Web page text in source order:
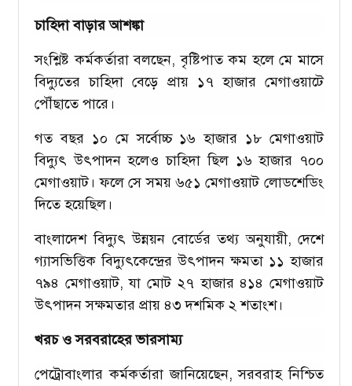
চাহিদা বাড়ার আশঙ্কা
সংশ্লিষ্ট কর্মকর্তারা বলছেন, বৃষ্টিপাত কম হলে মে মাসে
বিদ্যুতের চাহিদা বেড়ে প্রায় ১৭ হাজার মেগাওয়াটে
পৌঁছাতে পারে।
গত বছর ১০ মে সর্বোচ্চ ১৬ হাজার ১৮ মেগাওয়াট
বিদ্যুৎ উৎপাদন হলেও চাহিদা ছিল ১৬ হাজার ৭০০
মেগাওয়াট। ফলে সে সময় ৬৫১ মেগাওয়াট লোডশেডিং
দিতে হয়েছিল।
বাংলাদেশ বিদ্যুৎ উন্নয়ন বোর্ডের তথ্য অনুযায়ী, দেশে
গ্যাসভিত্তিক বিদ্যুৎকেন্দ্রের উৎপাদন ক্ষমতা ১১ হাজার
৭৯৪ মেগাওয়াট, যা মোট ২৭ হাজার ৪১৪ মেগাওয়াট
উৎপাদন সক্ষমতার প্রায় ৪৩ দশমিক ২ শতাংশ।
খরচ ও সরবরাহের ভারসাম্য
পেট্রোবাংলার কর্মকর্তারা জানিয়েছেন, সরবরাহ নিশ্চিত